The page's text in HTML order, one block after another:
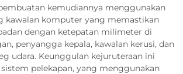
kemudiannya menggunakan
kawalan komputer yang memastikan
dengan ketepatan milimeter di
penyangga kepala, kawalan kerusi, dan
udara. Keunggulan kejuruteraan ini
pelekapan, yang menggunakan